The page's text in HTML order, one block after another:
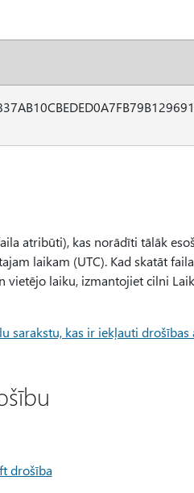
atribūti), kas norādīti tālāk
laikam (UTC). Kad skatāt
laiku, izmantojiet cilni
sarakstu, kas ir iekļauti
drošība